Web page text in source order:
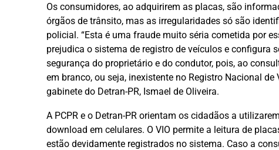
Os consumidores, ao adquirirem as placas, são
órgãos de trânsito, mas as irregularidades só são
policial. “Esta é uma fraude muito séria cometida por
prejudica o sistema de registro de veículos e configura
segurança do proprietário e do condutor, pois, ao
em branco, ou seja, inexistente no Registro Nacional
gabinete do Detran-PR, Ismael de Oliveira.
A PCPR e o Detran-PR orientam os cidadãos a
download em celulares. O VIO permite a leitura de
estão devidamente registrados no sistema. Caso a